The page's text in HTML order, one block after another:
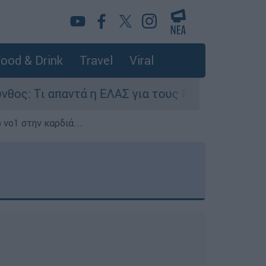
& Drink Travel Viral
απαντά η ΕΛΑΣ για τους 8 βιασμούς
στην καρδιά...